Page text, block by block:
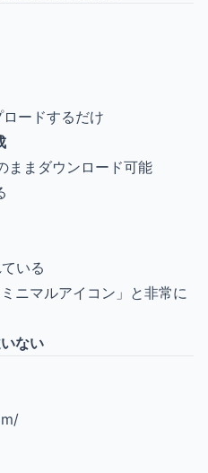
ードするだけ
ままダウンロード可能
いる
ニマルアイコン」と非常に
ない